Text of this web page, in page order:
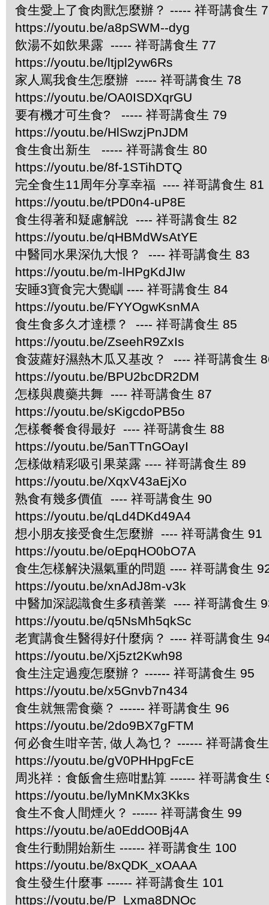
食生愛上了食肉獸怎麼辦？ ----- 祥哥講食生
https://youtu.be/a8pSWM--dyg
飲湯不如飲果露 ----- 祥哥講食生 77
https://youtu.be/ltjpl2yw6Rs
家人罵我食生怎麼辦 ----- 祥哥講食生 78
https://youtu.be/OA0ISDXqrGU
要有機才可生食? ----- 祥哥講食生 79
https://youtu.be/HlSwzjPnJDM
食生食出新生 ----- 祥哥講食生 80
https://youtu.be/8f-1STihDTQ
完全食生11周年分享幸福 ---- 祥哥講食生 81
https://youtu.be/tPD0n4-uP8E
食生得著和疑慮解說 ---- 祥哥講食生 82
https://youtu.be/qHBMdWsAtYE
中醫同水果深仇大恨？ ---- 祥哥講食生 83
https://youtu.be/m-lHPgKdJIw
安睡3寶食完大覺瞓 ---- 祥哥講食生 84
https://youtu.be/FYYOgwKsnMA
食生食多久才達標？ ---- 祥哥講食生 85
https://youtu.be/ZseehR9ZxIs
食菠蘿好濕熱木瓜又基改？ ---- 祥哥講食生
https://youtu.be/BPU2bcDR2DM
怎樣與農藥共舞 ---- 祥哥講食生 87
https://youtu.be/sKigcdoPB5o
怎樣餐餐食得最好 ---- 祥哥講食生 88
https://youtu.be/5anTTnGOayI
怎樣做精彩吸引果菜露 ---- 祥哥講食生 89
https://youtu.be/XqxV43aEjXo
熟食有幾多價值 ---- 祥哥講食生 90
https://youtu.be/qLd4DKd49A4
想小朋友接受食生怎麼辦 ---- 祥哥講食生 91
https://youtu.be/oEpqHO0bO7A
食生怎樣解決濕氣重的問題 ---- 祥哥講食生
https://youtu.be/xnAdJ8m-v3k
中醫加深認識食生多積善業 ---- 祥哥講食生
https://youtu.be/q5NsMh5qkSc
老實講食生醫得好什麼病？ ---- 祥哥講食生
https://youtu.be/Xj5zt2Kwh98
食生注定過瘦怎麼辦？ ------ 祥哥講食生 95
https://youtu.be/x5Gnvb7n434
食生就無需食藥？ ------ 祥哥講食生 96
https://youtu.be/2do9BX7gFTM
何必食生咁辛苦, 做人為乜？ ------ 祥哥講食
https://youtu.be/gV0PHHpgFcE
周兆祥：食飯會生癌咁點算 ------ 祥哥講食生
https://youtu.be/lyMnKMx3Kks
食生不食人間煙火？ ------ 祥哥講食生 99
https://youtu.be/a0EddO0Bj4A
食生行動開始新生 ------ 祥哥講食生 100
https://youtu.be/8xQDK_xOAAA
食生發生什麼事 ------ 祥哥講食生 101
https://youtu.be/P_Lxma8DNOc